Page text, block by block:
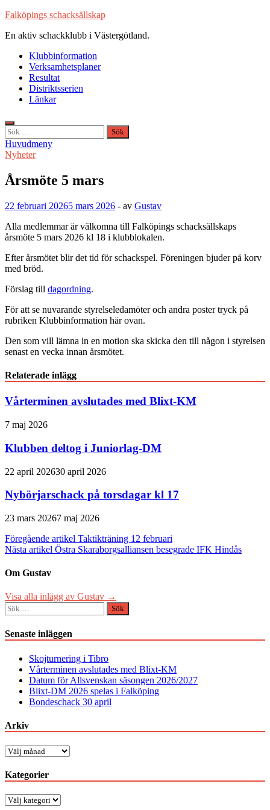
Hoppa
innehåll
Falköpings schacksällskap
En aktiv schackklubb i Västergötland.
Klubbinformation
Verksamhetsplaner
Resultat
Distriktsserien
Länkar
Sök
efter:
Huvudmeny
Nyheter
Årsmöte 5 mars
22 februari 20265 mars 2026 - av Gustav
Alla medlemmar är välkomna till Falköpings schacksällskaps
årsmöte 5 mars 2026 kl 18 i klubblokalen.
Efter årsmötet blir det tid för schackspel. Föreningen bjuder på korv
med bröd.
Förslag till dagordning.
För att se nuvarande styrelseledamöter och andra poster tryck på
rubriken Klubbinformation här ovan.
Den som vill lämna in en motion ska skicka den till någon i styrelsen
senast en vecka innan årsmötet.
Relaterade inlägg
Vårterminen avslutades med Blixt-KM
7 maj 2026
Klubben deltog i Juniorlag-DM
22 april 202630 april 2026
Nybörjarschack på torsdagar kl 17
23 mars 20267 maj 2026
Inläggsnavigering
Föregående artikel Taktikträning 12 februari
Nästa artikel Östra Skaraborgsalliansen besegrade IFK Hindås
Om Gustav
Visa alla inlägg av Gustav →
Sök
efter:
Senaste inläggen
Skojturnering i Tibro
Vårterminen avslutades med Blixt-KM
Datum för Allsvenskan säsongen 2026/2027
Blixt-DM 2026 spelas i Falköping
Bondeschack 30 april
Arkiv
Arkiv
Kategorier
Kategorier